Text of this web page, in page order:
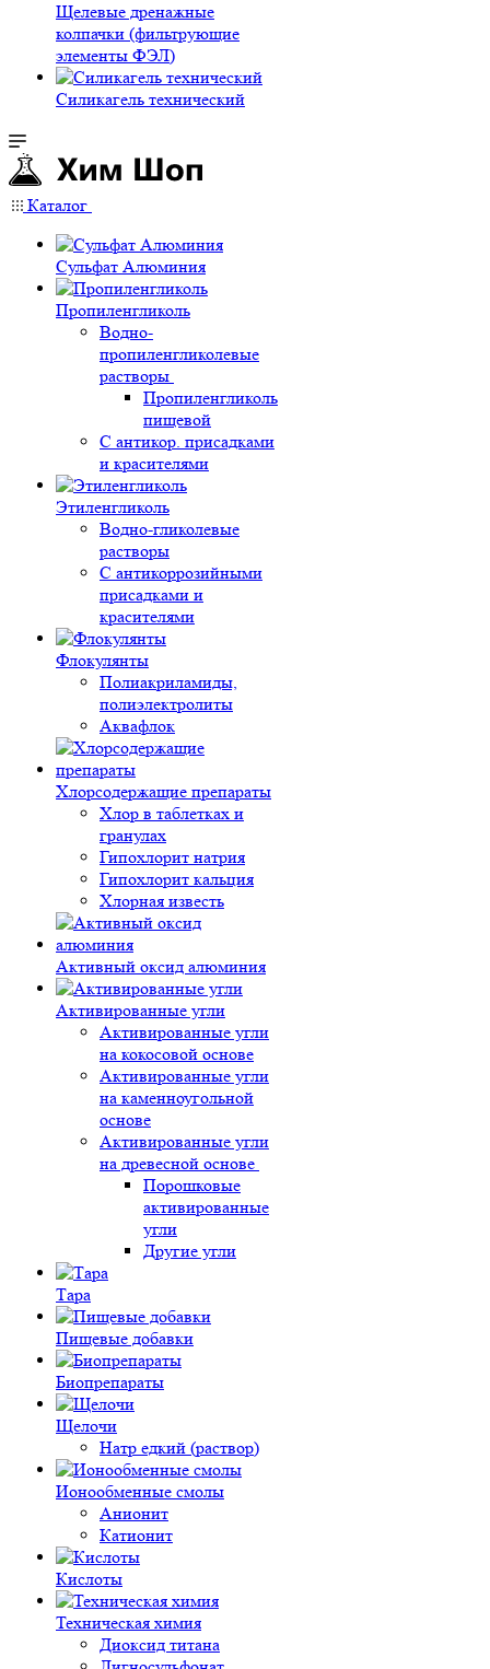
Щелевые дренажные
колпачки (фильтрующие
элементы ФЭЛ)
Силикагель технический
Каталог
Сульфат Алюминия
Пропиленгликоль
Водно-
пропиленгликолевые
растворы
Пропиленгликоль
пищевой
С антикор. присадками
и красителями
Этиленгликоль
Водно-гликолевые
растворы
С антикоррозийными
присадками и
красителями
Флокулянты
Полиакриламиды,
полиэлектролиты
Аквафлок
Хлорсодержащие препараты
Хлор в таблетках и
гранулах
Гипохлорит натрия
Гипохлорит кальция
Хлорная известь
Активный оксид алюминия
Активированные угли
Активированные угли
на кокосовой основе
Активированные угли
на каменноугольной
основе
Активированные угли
на древесной основе
Порошковые
активированные
угли
Другие угли
Тара
Пищевые добавки
Биопрепараты
Щелочи
Натр едкий (раствор)
Ионообменные смолы
Анионит
Катионит
Кислоты
Техническая химия
Диоксид титана